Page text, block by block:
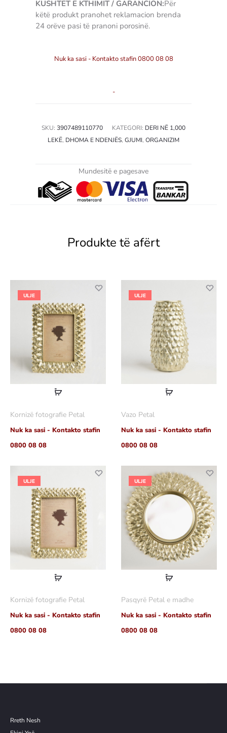
KUSHTET E KTHIMIT / GARANCION:Për
këtë produkt pranohet reklamacion brenda
24 orëve pasi të pranoni porosinë.
Nuk ka sasi - Kontakto stafin 0800 08 08
-
SKU: 3907489110770 KATEGORI: DERI NË 1,000
LEKË, DHOMA E NDENJËS, GJUMI, ORGANIZIM
Mundesitë e pagesave
Produkte të afërt
ULJE
Lexoni
Kornizë fotografie Petal
Nuk ka sasi - Kontakto stafin
0800 08 08
ULJE
Lexoni
Vazo Petal
Nuk ka sasi - Kontakto stafin
0800 08 08
ULJE
Lexoni
Kornizë fotografie Petal
Nuk ka sasi - Kontakto stafin
0800 08 08
ULJE
Lexoni
Pasqyrë Petal e madhe
Nuk ka sasi - Kontakto stafin
0800 08 08
Rreth Nesh